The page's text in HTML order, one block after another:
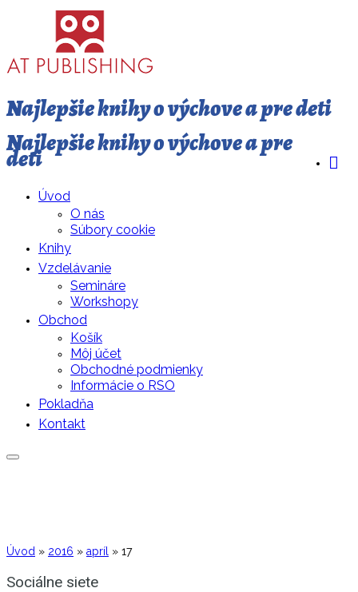
Najlepšie knihy o výchove a pre deti
Najlepšie knihy o výchove a pre
deti
Úvod
O nás
Súbory cookie
Knihy
Vzdelávanie
Semináre
Workshopy
Obchod
Košík
Môj účet
Obchodné podmienky
Informácie o RSO
Pokladňa
Kontakt
Úvod » 2016 » apríl » 17
Sociálne siete